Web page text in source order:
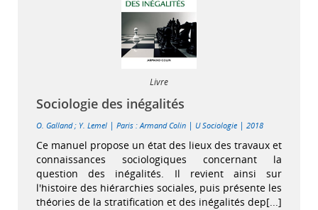
Livre
Sociologie des inégalités
O. Galland; Y. Lemel | Paris : Armand Colin | U Sociologie | 2018
Ce manuel propose un état des lieux des travaux et
connaissances sociologiques concernant la
question des inégalités. Il revient ainsi sur
l'histoire des hiérarchies sociales, puis présente les
théories de la stratification et des inégalités dep[...]